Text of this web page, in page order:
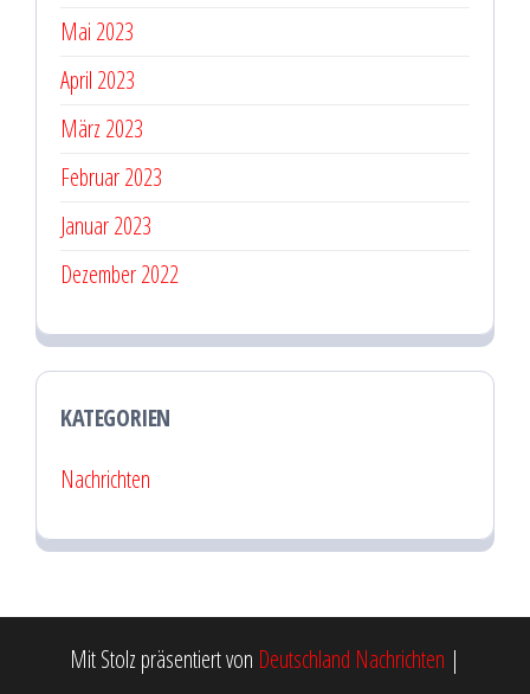
Mai 2023
April 2023
März 2023
Februar 2023
Januar 2023
Dezember 2022
KATEGORIEN
Nachrichten
Mit Stolz präsentiert von Deutschland Nachrichten |